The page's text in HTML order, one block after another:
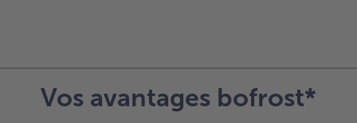
la
d’ensemble
Vos avantages bofrost*